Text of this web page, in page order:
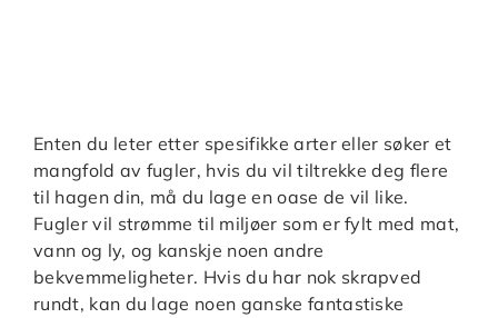
Enten du leter etter spesifikke arter eller søker et
mangfold av fugler, hvis du vil tiltrekke deg flere
til hagen din, må du lage en oase de vil like.
Fugler vil strømme til miljøer som er fylt med mat,
vann og ly, og kanskje noen andre
bekvemmeligheter. Hvis du har nok skrapved
rundt, kan du lage noen ganske fantastiske